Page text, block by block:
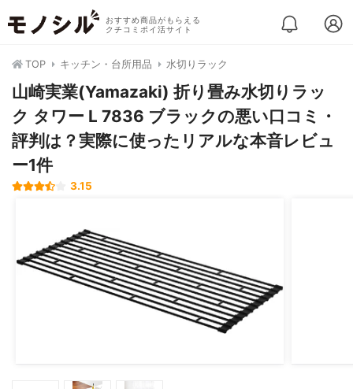
おすすめ商品がもらえる
クチコミポイ活サイト
TOP キッチン・台所用品 水切りラック
山崎実業(Yamazaki) 折り畳み水切りラッ
ク タワー L 7836 ブラックの悪い口コミ・
評判は？実際に使ったリアルな本音レビュ
ー1件
3.15